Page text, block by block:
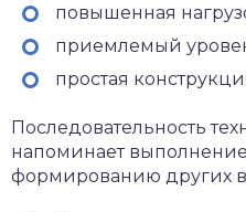
повышенная
приемлемый
простая
Последовательность
напоминает
формированию других